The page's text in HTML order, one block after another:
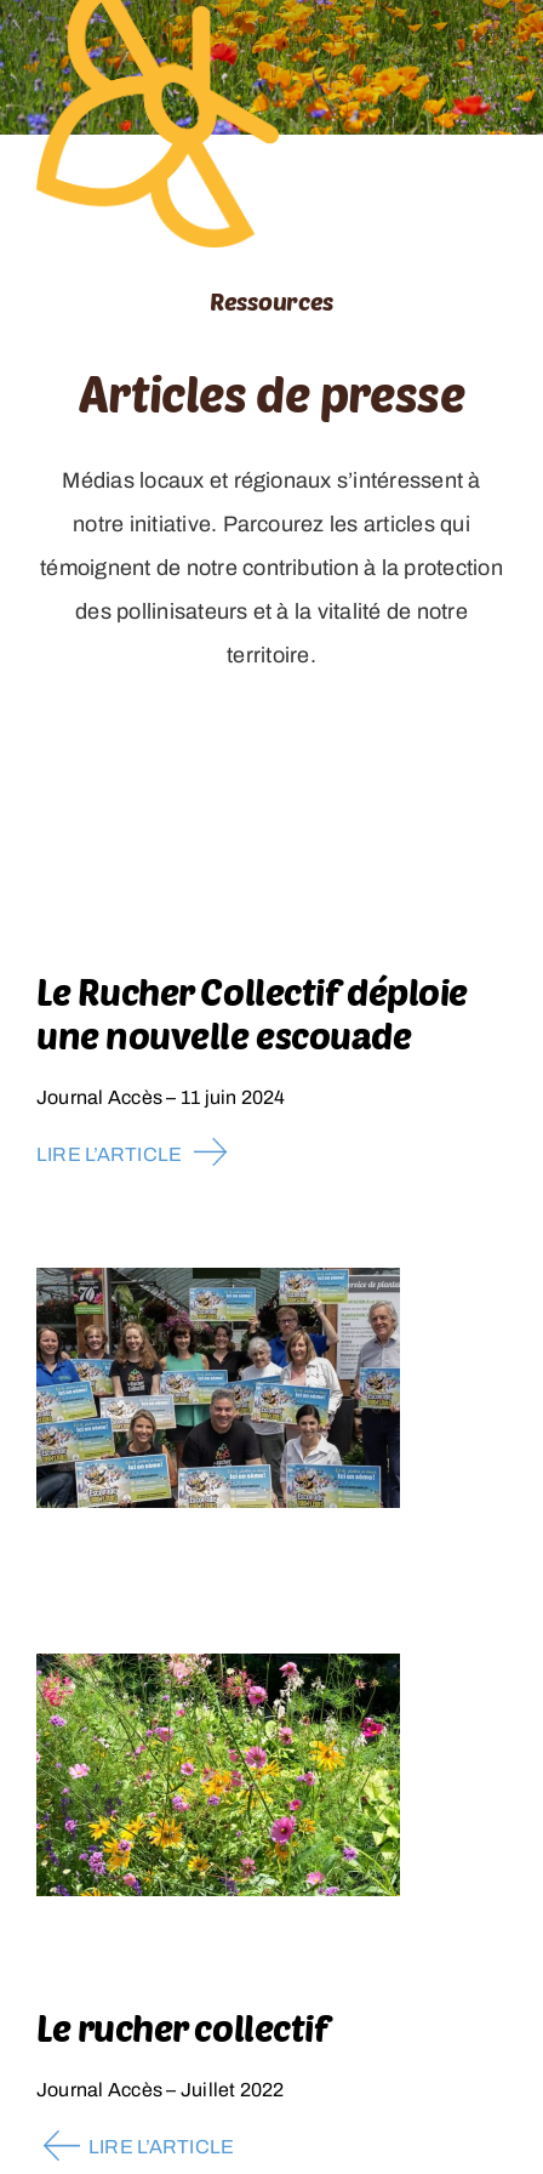
RESSOURCES
CONTACT
FOIRE AUX QUESTIONS (FAQ)
Ressources
Articles de presse
Médias locaux et régionaux s’intéressent à
notre initiative. Parcourez les articles qui
témoignent de notre contribution à la protection
des pollinisateurs et à la vitalité de notre
territoire.
Le Rucher Collectif déploie
une nouvelle escouade
Journal Accès – 11 juin 2024
LIRE L’ARTICLE
Le rucher collectif
Journal Accès – Juillet 2022
LIRE L’ARTICLE